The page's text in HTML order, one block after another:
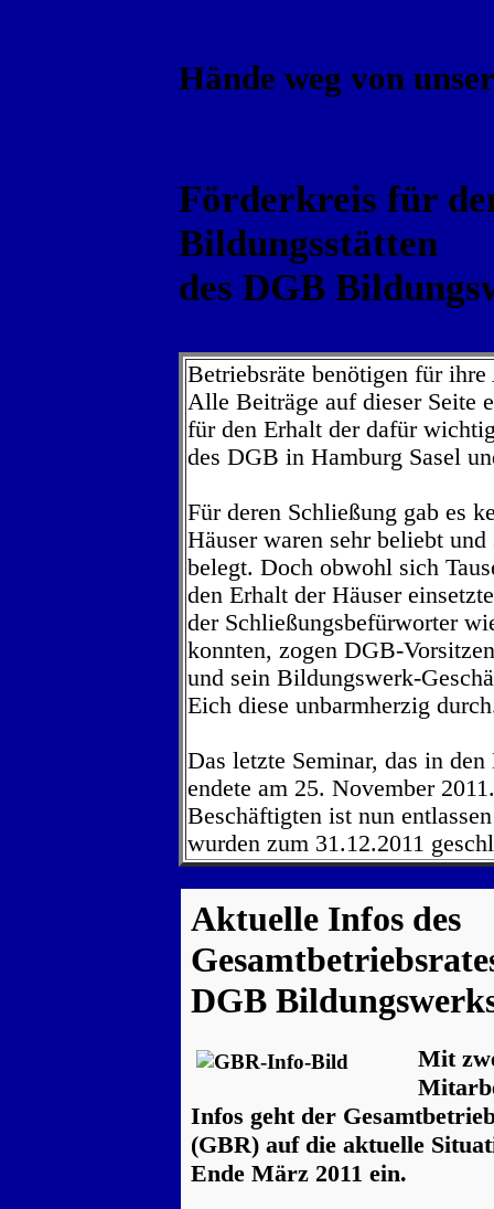
Hände weg von
Förderkreis für
Bildungsstätten
des DGB
Betriebsräte benötigen für
Alle Beiträge auf dieser Seite
für den Erhalt der dafür
des DGB in Hamburg Sasel
Für deren Schließung gab es
Häuser waren sehr beliebt
belegt. Doch obwohl sich
den Erhalt der Häuser
der Schließungsbefürworter
konnten, zogen DGB-
und sein Bildungswerk-
Eich diese unbarmherzig
Das letzte Seminar, das in
endete am 25. November
Beschäftigten ist nun
wurden zum 31.12.2011
Aktuelle Infos des
DGB
Mit
Infos geht der
(GBR) auf die aktuelle
Ende März 2011 ein.